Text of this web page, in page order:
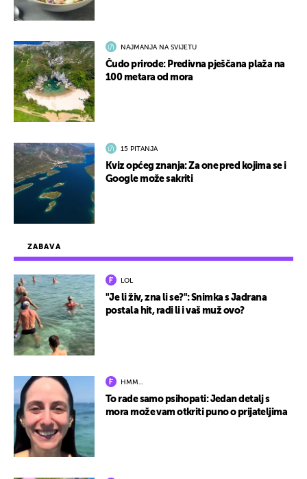
ZABAVA
LOL
"Je li živ, zna li se?": Snimka s Jadrana
postala hit, radi li i vaš muž ovo?
HMM…
To rade samo psihopati: Jedan detalj s
mora može vam otkriti puno o prijateljima
NAJMANJA NA SVIJETU
Čudo prirode: Predivna pješčana plaža na
100 metara od mora
15 PITANJA
Kviz općeg znanja: Za one pred kojima se i
Google može sakriti